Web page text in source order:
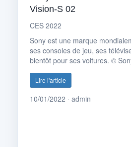
Vision-S 02
CES 2022
Sony est une marque
ses consoles de jeu, ses
bientôt pour ses voitures. ©
Lire l'article
10/01/2022 · admin